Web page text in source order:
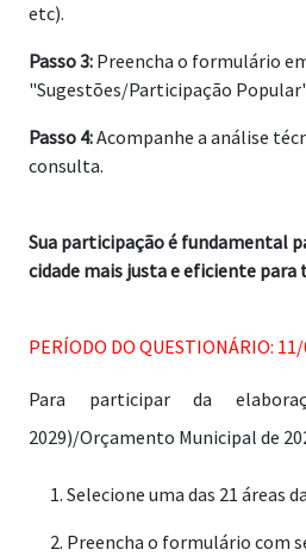
etc).
Passo 3: Preencha o formulário
"Sugestões/Participação
Passo 4:Acompanhe a análise
consulta.
Sua participação é fundamental
cidade mais justa e eficiente para
PERÍODO DO QUESTIONÁRIO:
Para participar da
2029)/Orçamento Municipal de
Selecione uma das 21 áreas
Preencha o formulário com